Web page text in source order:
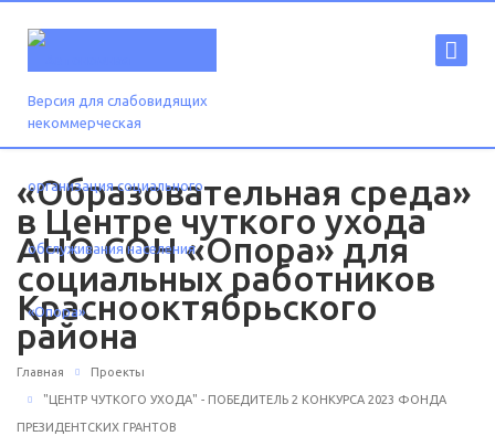
Версия для слабовидящих
«Образовательная среда»
в Центре чуткого ухода
АНО СОН «Опора» для
социальных работников
Краснооктябрьского
района
Главная Проекты
"ЦЕНТР ЧУТКОГО УХОДА" - ПОБЕДИТЕЛЬ 2 КОНКУРСА 2023 ФОНДА
ПРЕЗИДЕНТСКИХ ГРАНТОВ